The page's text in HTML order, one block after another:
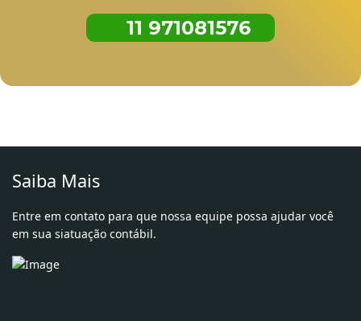
11 971081576
Saiba Mais
Entre em contato para que nossa equipe possa ajudar você
em sua siatuação contábil.